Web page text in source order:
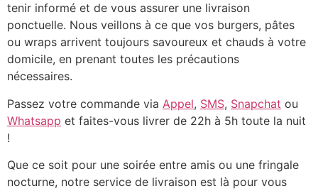
tenir informé et de vous assurer une livraison
ponctuelle. Nous veillons à ce que vos burgers, pâtes
ou wraps arrivent toujours savoureux et chauds à votre
domicile, en prenant toutes les précautions
nécessaires.
Passez votre commande via Appel, SMS, Snapchat ou
Whatsapp et faites-vous livrer de 22h à 5h toute la nuit
!
Que ce soit pour une soirée entre amis ou une fringale
nocturne, notre service de livraison est là pour vous